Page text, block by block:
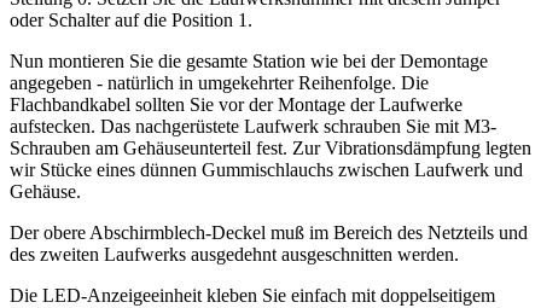
oder Schalter auf die Position 1.
Nun montieren Sie die gesamte Station wie bei der Demontage
angegeben - natürlich in umgekehrter Reihenfolge. Die
Flachbandkabel sollten Sie vor der Montage der Laufwerke
aufstecken. Das nachgerüstete Laufwerk schrauben Sie mit M3-
Schrauben am Gehäuseunterteil fest. Zur Vibrationsdämpfung legten
wir Stücke eines dünnen Gummischlauchs zwischen Laufwerk und
Gehäuse.
Der obere Abschirmblech-Deckel muß im Bereich des Netzteils und
des zweiten Laufwerks ausgedehnt ausgeschnitten werden.
Die LED-Anzeigeeinheit kleben Sie einfach mit doppelseitigem